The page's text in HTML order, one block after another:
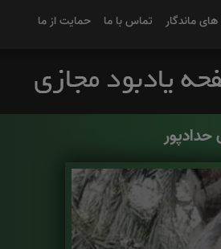
ماندگار تماس با ما حمایت از ما
حدادپور